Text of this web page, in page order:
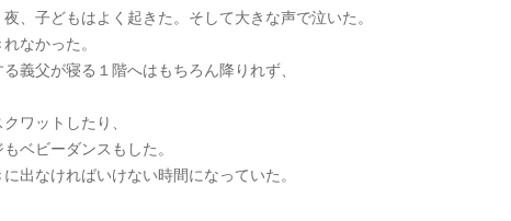
、子どもはよく起きた。そして大きな声で泣いた。
なかった。
義父が寝る１階へはもちろん降りれず、
ワットしたり、
ベビーダンスもした。
出なければいけない時間になっていた。